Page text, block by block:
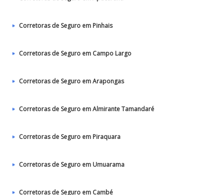
Corretoras de Seguro em Pinhais
Corretoras de Seguro em Campo Largo
Corretoras de Seguro em Arapongas
Corretoras de Seguro em Almirante Tamandaré
Corretoras de Seguro em Piraquara
Corretoras de Seguro em Umuarama
Corretoras de Seguro em Cambé